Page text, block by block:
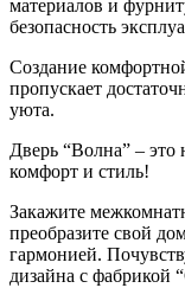
материалов и
безопасность
Создание
пропускает
уюта.
Дверь “Волна” – это
комфорт и стиль!
Закажите
преобразите свой
гармонией.
дизайна с фабрикой